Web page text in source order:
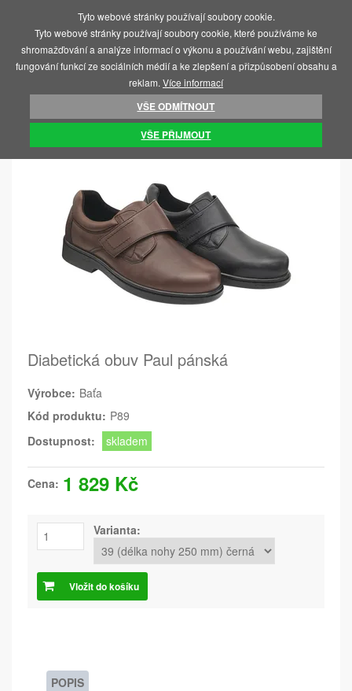
ÚVOD PÉČE O NOHY DIABETICKÁ OBUV
Diabetická obuv Paul pánská
Výrobce: Baťa
Kód produktu: P89
Dostupnost:
skladem
Cena: 1 829 Kč
Varianta:
Vložit do košíku
POPIS
Tyto webové stránky používají soubory cookie.
Tyto webové stránky používají soubory cookie, které používáme ke
shromažďování a analýze informací o výkonu a používání webu, zajištění
fungování funkcí ze sociálních médií a ke zlepšení a přizpůsobení obsahu a
reklam. Více informací
VŠE ODMÍTNOUT
VŠE PŘIJMOUT